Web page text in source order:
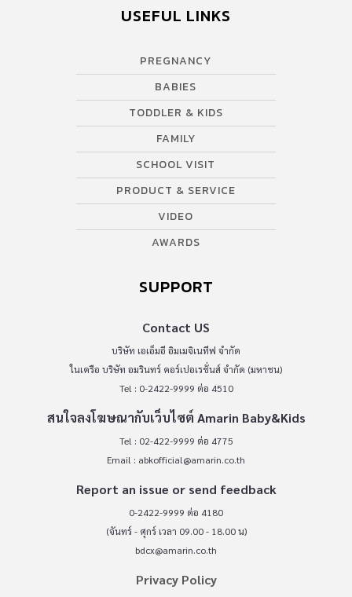
USEFUL LINKS
PREGNANCY
BABIES
TODDLER & KIDS
FAMILY
SCHOOL VISIT
PRODUCT & SERVICE
VIDEO
AWARDS
SUPPORT
Contact US
บริษัท เอเอ็มอี อิมเมจิเนทีฟ จำกัด
ในเครือ บริษัท อมรินทร์ คอร์เปอเรชั่นส์ จำกัด (มหาชน)
Tel : 0-2422-9999 ต่อ 4510
สนใจลงโฆษณากับเว็บไซต์ Amarin Baby&Kids
Tel : 02-422-9999 ต่อ 4775
Email : abkofficial@amarin.co.th
Report an issue or send feedback
0-2422-9999 ต่อ 4180
(จันทร์ - ศุกร์ เวลา 09.00 - 18.00 น)
bdcx@amarin.co.th
Privacy Policy